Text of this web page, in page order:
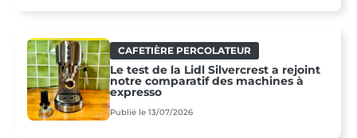
CAFETIÈRE PERCOLATEUR
Le test de la Lidl Silvercrest a rejoint
notre comparatif des machines à
expresso
Publié le 13/07/2026